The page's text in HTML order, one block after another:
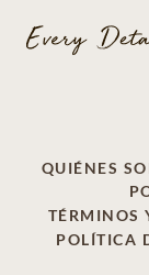
QUIÉNES
TÉRMINOS
POLÍTICA